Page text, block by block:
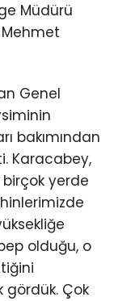
Müdürü
Mehmet
Genel
bakımından
Karacabey,
birçok yerde
olduğu, o
Çok